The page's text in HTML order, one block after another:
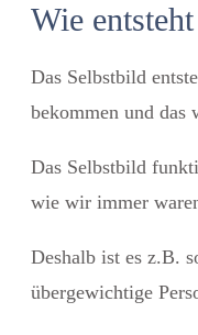
Wie
Das Selbstbild
bekommen und das
Das Selbstbild
wie wir immer
Deshalb ist es z.B.
übergewichtige